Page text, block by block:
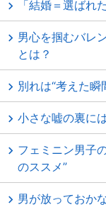
「結婚＝選ばれ
男心を掴むバレ
とは？
別れは“考えた
小さな嘘の裏に
フェミニン男子
のススメ”
男が放っておか